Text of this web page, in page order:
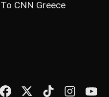
Το CNN Greece